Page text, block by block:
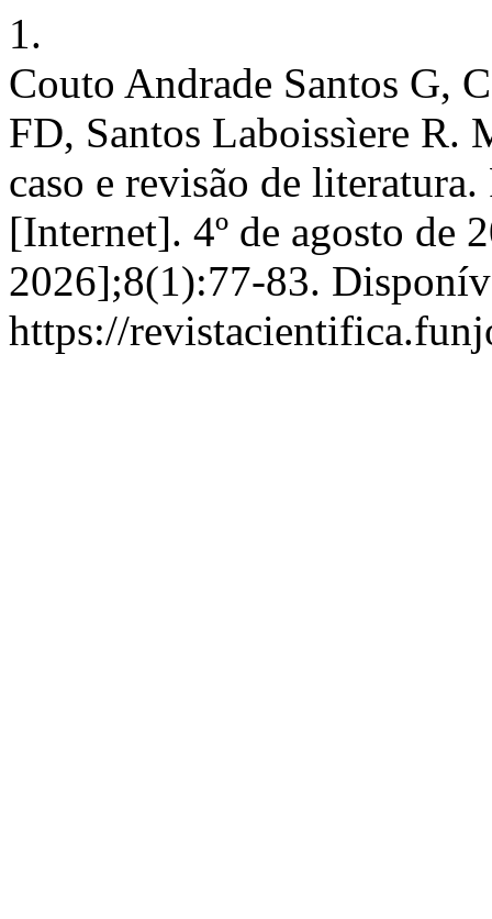
1.
Couto Andrade Santos G,
FD, Santos Laboissìere R.
caso e revisão de
[Internet]. 4º de agosto de
2026];8(1):77-83.
https://